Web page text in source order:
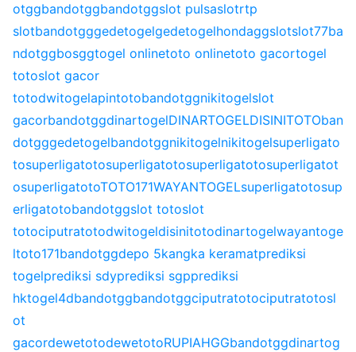
otggbandotggbandotggslot pulsaslotrtp
slotbandotgggedetogelgedetogelhondaggslotslot77ba
ndotggbosggtogel onlinetoto onlinetoto gacortogel
totoslot gacor
totodwitogelapintotobandotggnikitogelslot
gacorbandotggdinartogelDINARTOGELDISINITOTOban
dotgggedetogelbandotggnikitogelnikitogelsuperligato
tosuperligatotosuperligatotosuperligatotosuperligatot
osuperligatotoTOTO171WAYANTOGELsuperligatotosup
erligatotobandotggslot totoslot
totociputratotodwitogeldisinitotodinartogelwayantoge
ltoto171bandotggdepo 5kangka keramatprediksi
togelprediksi sdyprediksi sgpprediksi
hktogel4dbandotggbandotggciputratotociputratotosl
ot
gacordewetotodewetotoRUPIAHGGbandotggdinartog